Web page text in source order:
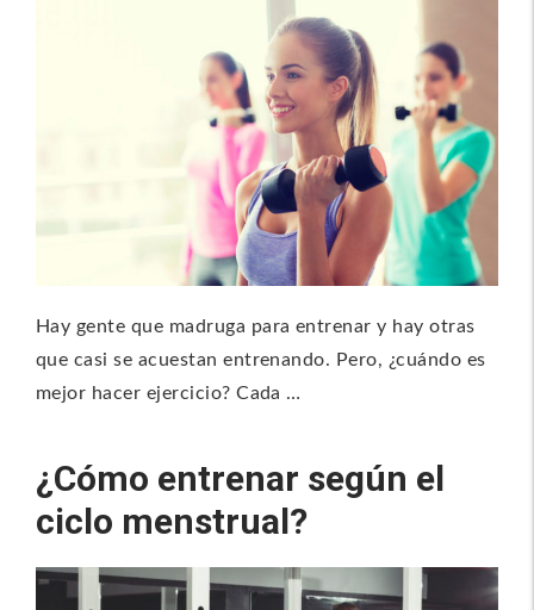
Hay gente que madruga para entrenar y hay otras
que casi se acuestan entrenando. Pero, ¿cuándo es
mejor hacer ejercicio? Cada …
¿Cómo entrenar según el
ciclo menstrual?